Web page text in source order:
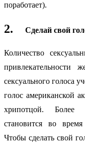
поработает).
2. Сделай свой
Количество
привлекательности
сексуального голоса
голос американской
хрипотцой. Более
становится во
Чтобы сделать свой